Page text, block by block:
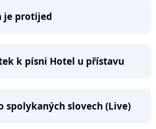
je protijed
k písni Hotel u přístavu
spolykaných slovech (Live)